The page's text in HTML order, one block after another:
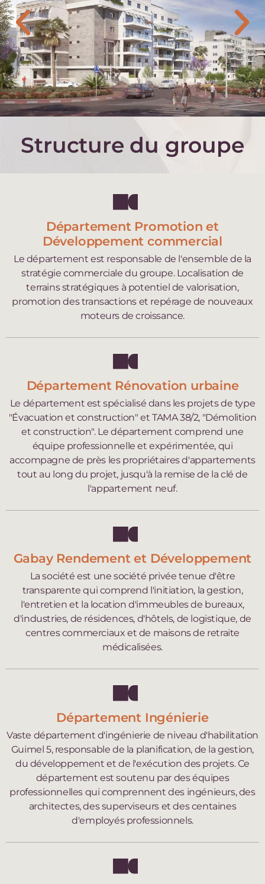
Structure du groupe
Département Promotion et
Développement commercial
Le département est responsable de l'ensemble de la
stratégie commerciale du groupe. Localisation de
terrains stratégiques à potentiel de valorisation,
promotion des transactions et repérage de nouveaux
moteurs de croissance.
Département Rénovation urbaine
Le département est spécialisé dans les projets de type
"Évacuation et construction" et TAMA 38/2, "Démolition
et construction". Le département comprend une
équipe professionnelle et expérimentée, qui
accompagne de près les propriétaires d'appartements
tout au long du projet, jusqu'à la remise de la clé de
l'appartement neuf.
Gabay Rendement et Développement
La société est une société privée tenue d'être
transparente qui comprend l'initiation, la gestion,
l'entretien et la location d'immeubles de bureaux,
d'industries, de résidences, d'hôtels, de logistique, de
centres commerciaux et de maisons de retraite
médicalisées.
Département Ingénierie
Vaste département d'ingénierie de niveau d'habilitation
Guimel 5, responsable de la planification, de la gestion,
du développement et de l'exécution des projets. Ce
département est soutenu par des équipes
professionnelles qui comprennent des ingénieurs, des
architectes, des superviseurs et des centaines
d'employés professionnels.